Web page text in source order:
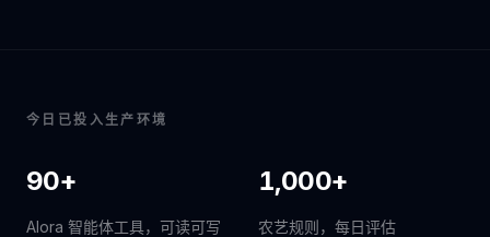
今日已投入生产环境
90+
Alora 智能体工具，可读可写
1,000+
农艺规则，每日评估